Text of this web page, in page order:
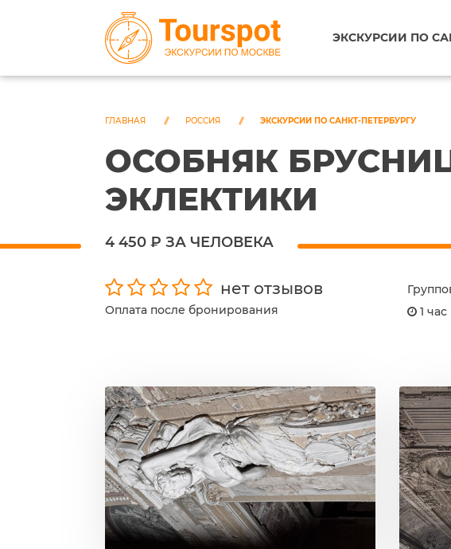
ЭКСКУРСИИ ПО
ГЛАВНАЯ РОССИЯ ЭКСКУРСИИ ПО САНКТ-ПЕТЕРБУРГУ
ОСОБНЯК
ЭКЛЕКТИКИ
4 450 ₽ ЗА ЧЕЛОВЕКА
нет отзывов
Оплата после бронирования
1 час